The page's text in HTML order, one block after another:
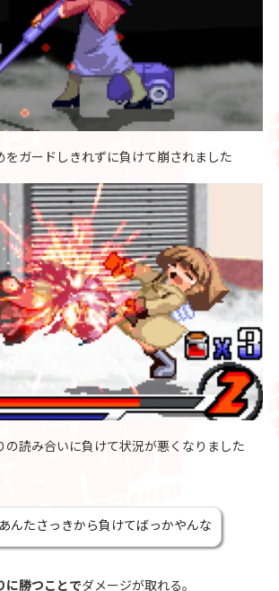
をガードしきれずに負けて崩されました
の読み合いに負けて状況が悪くなりました
あんたさっきから負けてばっかやんな
に勝つことでダメージが取れる。